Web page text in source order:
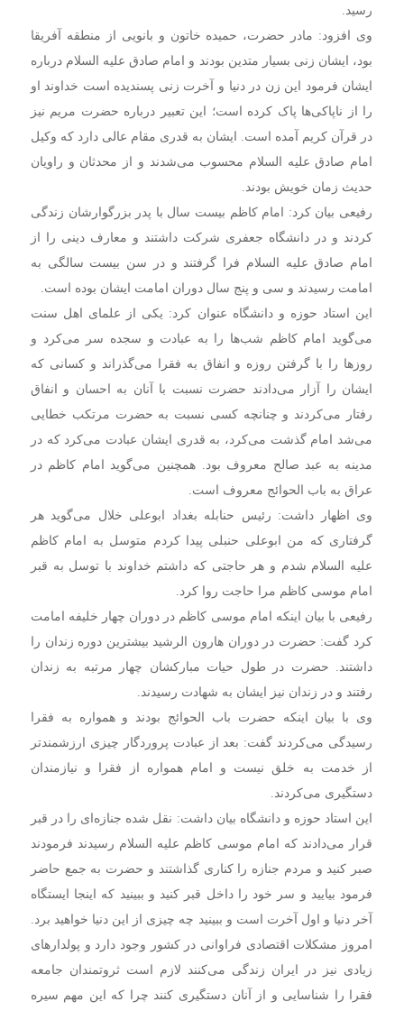
رسید.
وی افزود: مادر حضرت، حمیده خاتون و بانویی از منطقه آفریقا
بود، ایشان زنی بسیار متدین بودند و امام صادق علیه السلام درباره
ایشان فرمود این زن در دنیا و آخرت زنی پسندیده است خداوند او
را از ناپاکی‌ها پاک کرده است؛ این تعبیر درباره حضرت مریم نیز
در قرآن کریم آمده است. ایشان به قدری مقام عالی دارد که وکیل
امام صادق علیه السلام محسوب می‌شدند و از محدثان و راویان
حدیث زمان خویش بودند.
رفیعی بیان کرد: امام کاظم بیست سال با پدر بزرگوارشان زندگی
کردند و در دانشگاه جعفری شرکت داشتند و معارف دینی را از
امام صادق علیه السلام فرا گرفتند و در سن بیست سالگی به
امامت رسیدند و سی و پنج سال دوران امامت ایشان بوده است.
این استاد حوزه و دانشگاه عنوان کرد: یکی از علمای اهل سنت
می‌گوید امام کاظم شب‌ها را به عبادت و سجده سر می‌کرد و
روزها را با گرفتن روزه و انفاق به فقرا می‌گذراند و کسانی که
ایشان را آزار می‌دادند حضرت نسبت با آنان به احسان و انفاق
رفتار می‌کردند و چنانچه کسی نسبت به حضرت مرتکب خطایی
می‌شد امام گذشت می‌کرد، به قدری ایشان عبادت می‌کرد که در
مدینه به عبد صالح معروف بود. همچنین می‌گوید امام کاظم در
عراق به باب الحوائج معروف است.
وی اظهار داشت: رئیس حنابله بغداد ابوعلی خلال می‌گوید هر
گرفتاری که من ابوعلی حنبلی پیدا کردم متوسل به امام کاظم
علیه السلام شدم و هر حاجتی که داشتم خداوند با توسل به قبر
امام موسی کاظم مرا حاجت روا کرد.
رفیعی با بیان اینکه امام موسی کاظم در دوران چهار خلیفه امامت
کرد گفت: حضرت در دوران هارون الرشید بیشترین دوره زندان را
داشتند. حضرت در طول حیات مبارکشان چهار مرتبه به زندان
رفتند و در زندان نیز ایشان به شهادت رسیدند.
وی با بیان اینکه حضرت باب الحوائج بودند و همواره به فقرا
رسیدگی می‌کردند گفت: بعد از عبادت پروردگار چیزی ارزشمندتر
از خدمت به خلق نیست و امام همواره از فقرا و نیازمندان
دستگیری می‌کردند.
این استاد حوزه و دانشگاه بیان داشت: نقل شده جنازه‌ای را در قبر
قرار می‌دادند که امام موسی کاظم علیه السلام رسیدند فرمودند
صبر کنید و مردم جنازه را کناری گذاشتند و حضرت به جمع حاضر
فرمود بیایید و سر خود را داخل قبر کنید و ببینید که اینجا ایستگاه
آخر دنیا و اول آخرت است و ببینید چه چیزی از این دنیا خواهید برد.
امروز مشکلات اقتصادی فراوانی در کشور وجود دارد و پولدارهای
زیادی نیز در ایران زندگی می‌کنند لازم است ثروتمندان جامعه
فقرا را شناسایی و از آنان دستگیری کنند چرا که این مهم سیره